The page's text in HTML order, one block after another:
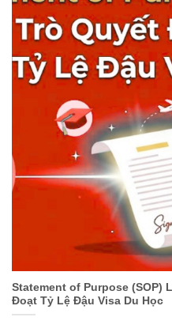
Statement of Purpose (SOP)
Đoạt Tỷ Lệ Đậu Visa Du Học